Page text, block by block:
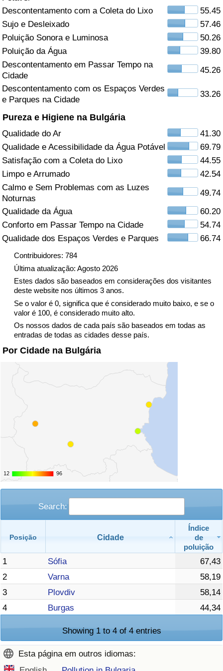
Descontentamento com a Coleta do Lixo
55.45
Sujo e Desleixado
57.46
Poluição Sonora e Luminosa
50.26
Poluição da Água
39.80
Descontentamento em Passar Tempo na
Cidade
45.26
Descontentamento com os Espaços Verdes
e Parques na Cidade
33.26
Pureza e Higiene na Bulgária
Qualidade do Ar
41.30
Qualidade e Acessibilidade da Água Potável
69.79
Satisfação com a Coleta do Lixo
44.55
Limpo e Arrumado
42.54
Calmo e Sem Problemas com as Luzes
Noturnas
49.74
Qualidade da Água
60.20
Conforto em Passar Tempo na Cidade
54.74
Qualidade dos Espaços Verdes e Parques
66.74
Contribuidores: 784
Última atualização: Agosto 2026
Estes dados são baseados em considerações dos visitantes
deste website nos últimos 3 anos.
Se o valor é 0, significa que é considerado muito baixo, e se o
valor é 100, é considerado muito alto.
Os nossos dados de cada país são baseados em todas as
entradas de todas as cidades desse país.
Por Cidade na Bulgária
12
12 96
96
Search:
Posição Cidade
Índice
de
poluição
1 Sófia
67,43
2
Varna
58,19
3
Plovdiv
58,14
4
Burgas 44,34
Showing 1 to 4 of 4 entries
Esta página em outros idiomas:
Indicador de Saúde (Atual)
Indicador de Saúde
Indicador de Saúde por País
Poluição
Indicador de Poluição (Atual)
Índice de poluição
Indicador de Poluição por País
Trânsito
Indicador de Trânsito (Atual)